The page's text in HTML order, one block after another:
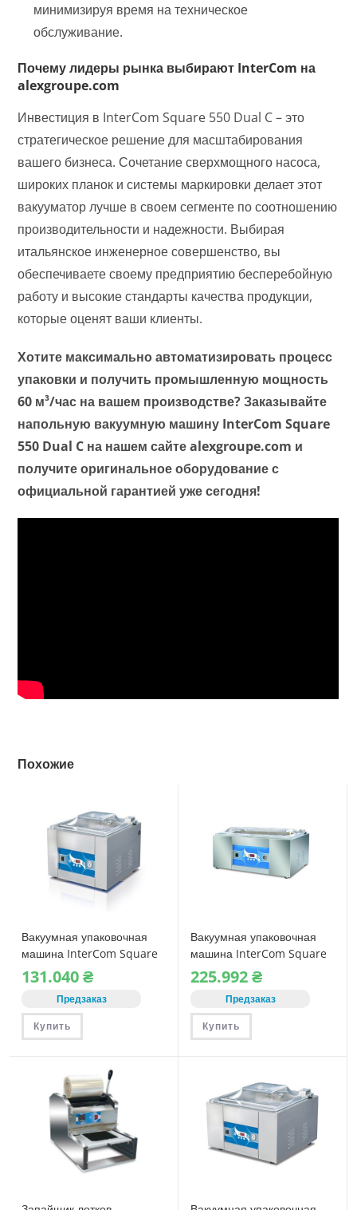
минимизируя время на техническое
обслуживание.
Почему лидеры рынка выбирают InterCom на
alexgroupe.com
Инвестиция в InterCom Square 550 Dual C – это
стратегическое решение для масштабирования
вашего бизнеса. Сочетание сверхмощного насоса,
широких планок и системы маркировки делает этот
вакууматор лучше в своем сегменте по соотношению
производительности и надежности. Выбирая
итальянское инженерное совершенство, вы
обеспечиваете своему предприятию бесперебойную
работу и высокие стандарты качества продукции,
которые оценят ваши клиенты.
Хотите максимально автоматизировать процесс
упаковки и получить промышленную мощность
60 м³/час на вашем производстве? Заказывайте
напольную вакуумную машину InterCom Square
550 Dual C на нашем сайте alexgroupe.com и
получите оригинальное оборудование с
официальной гарантией уже сегодня!
Похожие
Вакуумная упаковочная
машина InterCom Square
350 B (с газом)
131.040₴
Предзаказ
Купить
Вакуумная упаковочная
машина InterCom Square
800 (с газом)
225.992₴
Предзаказ
Купить